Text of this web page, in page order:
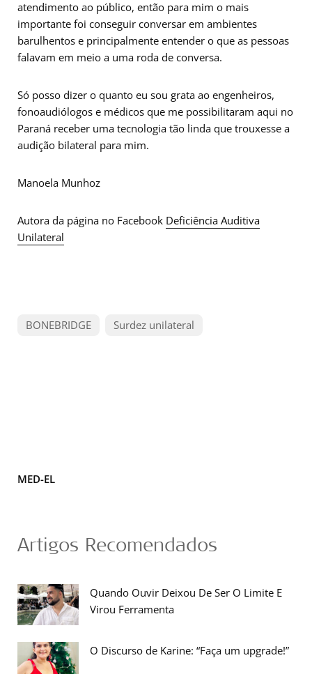
atendimento ao público, então para mim o mais
importante foi conseguir conversar em ambientes
barulhentos e principalmente entender o que as pessoas
falavam em meio a uma roda de conversa.
Só posso dizer o quanto eu sou grata ao engenheiros,
fonoaudiólogos e médicos que me possibilitaram aqui no
Paraná receber uma tecnologia tão linda que trouxesse a
audição bilateral para mim.
Manoela Munhoz
Autora da página no Facebook Deficiência Auditiva
Unilateral
BONEBRIDGE Surdez unilateral
MED-EL
Artigos Recomendados
Quando Ouvir Deixou De Ser O Limite E
Virou Ferramenta
O Discurso de Karine: “Faça um upgrade!”